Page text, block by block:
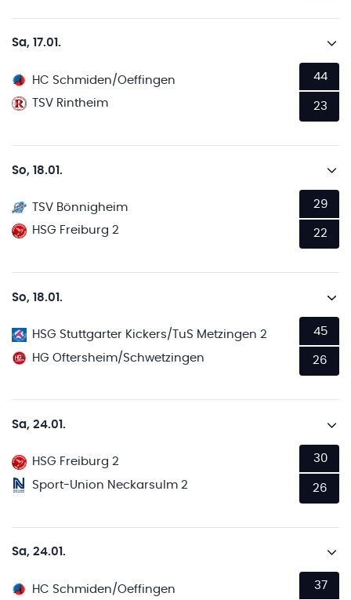
Sa, 17.01.
HC Schmiden/Oeffingen
TSV Rintheim
44
23
So, 18.01.
TSV Bönnigheim
HSG Freiburg 2
29
22
So, 18.01.
HSG Stuttgarter Kickers/TuS Metzingen 2
HG Oftersheim/Schwetzingen
45
26
Sa, 24.01.
HSG Freiburg 2
Sport-Union Neckarsulm 2
30
26
Sa, 24.01.
HC Schmiden/Oeffingen
37